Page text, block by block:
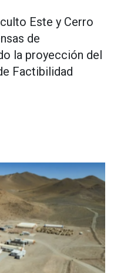
Este y Cerro
de
la proyección del
Factibilidad